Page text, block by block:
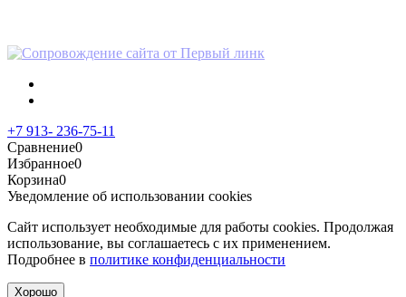
+7 913- 236-75-11
Сравнение0
Избранное0
Корзина0
Уведомление об использовании cookies
Сайт использует необходимые для работы cookies. Продолжая
использование, вы соглашаетесь с их применением.
Подробнее в политике конфиденциальности
Хорошо